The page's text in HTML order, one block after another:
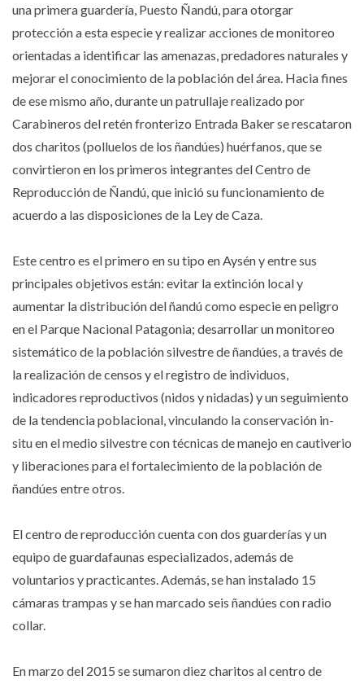
una primera guardería, Puesto Ñandú, para otorgar
protección a esta especie y realizar acciones de monitoreo
orientadas a identificar las amenazas, predadores naturales y
mejorar el conocimiento de la población del área. Hacia fines
de ese mismo año, durante un patrullaje realizado por
Carabineros del retén fronterizo Entrada Baker se rescataron
dos charitos (polluelos de los ñandúes) huérfanos, que se
convirtieron en los primeros integrantes del Centro de
Reproducción de Ñandú, que inició su funcionamiento de
acuerdo a las disposiciones de la Ley de Caza.
Este centro es el primero en su tipo en Aysén y entre sus
principales objetivos están: evitar la extinción local y
aumentar la distribución del ñandú como especie en peligro
en el Parque Nacional Patagonia; desarrollar un monitoreo
sistemático de la población silvestre de ñandúes, a través de
la realización de censos y el registro de individuos,
indicadores reproductivos (nidos y nidadas) y un seguimiento
de la tendencia poblacional, vinculando la conservación in-
situ en el medio silvestre con técnicas de manejo en cautiverio
y liberaciones para el fortalecimiento de la población de
ñandúes entre otros.
El centro de reproducción cuenta con dos guarderías y un
equipo de guardafaunas especializados, además de
voluntarios y practicantes. Además, se han instalado 15
cámaras trampas y se han marcado seis ñandúes con radio
collar.
En marzo del 2015 se sumaron diez charitos al centro de